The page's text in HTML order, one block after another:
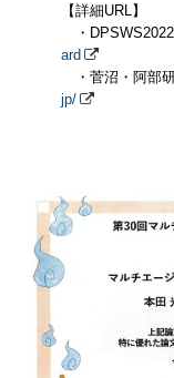
【詳細URL】
・
ard
・菅沼・阿部
jp/